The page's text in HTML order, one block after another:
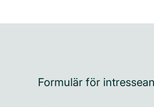
Formulär för